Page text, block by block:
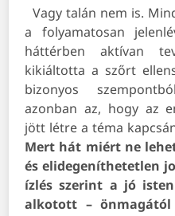
Vagy talán nem is.
a folyamatosan
háttérben aktívan
kikiáltotta a szőrt
bizonyos
azonban az, hogy az
jött létre a téma
Mert hát miért ne
és elidegeníthetetlen
ízlés szerint a jó
alkotott –